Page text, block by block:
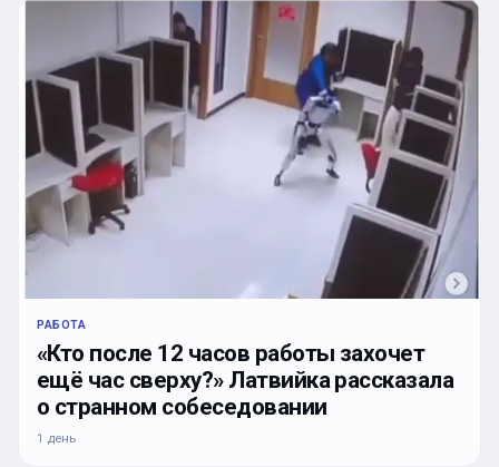
РАБОТА
«Кто после 12 часов работы захочет
ещё час сверху?» Латвийка рассказала
о странном собеседовании
1 день